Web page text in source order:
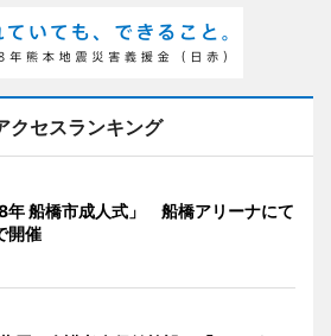
クセスランキング
8年 船橋市成人式」 船橋アリーナにて
開催